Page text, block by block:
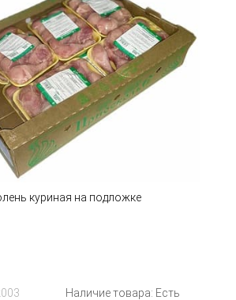
Наличие товара: Есть